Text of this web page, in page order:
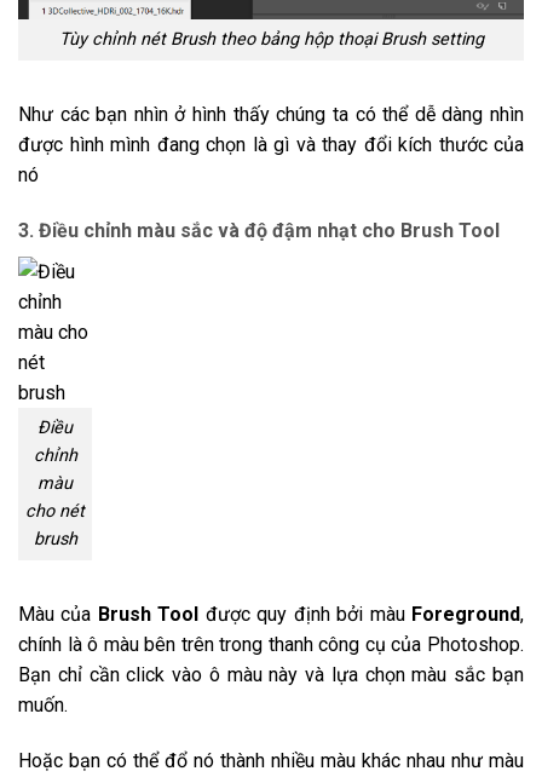
Tùy chỉnh nét Brush theo bảng hộp thoại Brush setting
Như các bạn nhìn ở hình thấy chúng ta có thể dễ dàng nhìn
được hình mình đang chọn là gì và thay đổi kích thước của
nó
3. Điều chỉnh màu sắc và độ đậm nhạt cho Brush Tool
Điều
chỉnh
màu
cho nét
brush
Màu của Brush Tool được quy định bởi màu Foreground,
chính là ô màu bên trên trong thanh công cụ của Photoshop.
Bạn chỉ cần click vào ô màu này và lựa chọn màu sắc bạn
muốn.
Hoặc bạn có thể đổ nó thành nhiều màu khác nhau như màu